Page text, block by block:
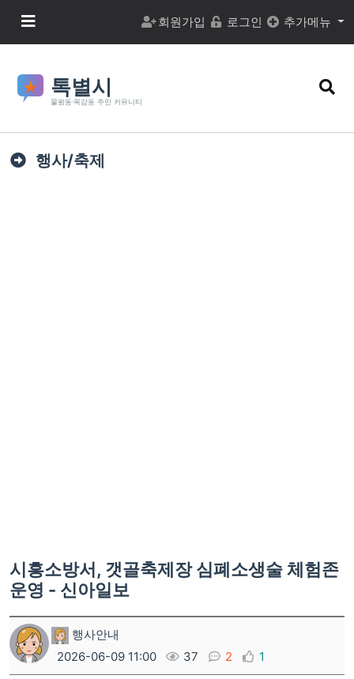
메뉴 버튼 회원가입 로그인 추가메뉴
검색
행사/축제
시흥소방서, 갯골축제장 심폐소생술 체험존
운영 - 신아일보
행사안내
2026-06-09 11:00
37 2 1